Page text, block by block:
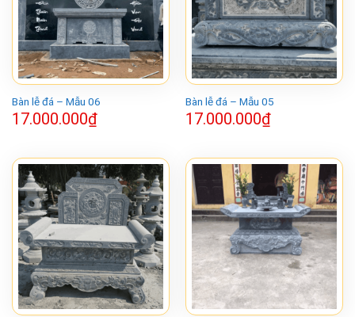
Bàn lễ đá – Mẫu 06
17.000.000₫
Bàn lễ đá – Mẫu 05
17.000.000₫